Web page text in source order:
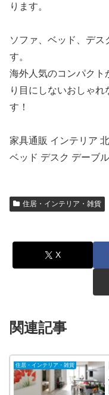
ります。
ソファ、ベッド、デス
す。
海外人気のコンパクト
り目にしないおしゃれ
す！
家具通販 インテリア
ベッド デスク デーブ
住居・インテリア・雑貨
X
関連記事
住居・インテリア・雑貨